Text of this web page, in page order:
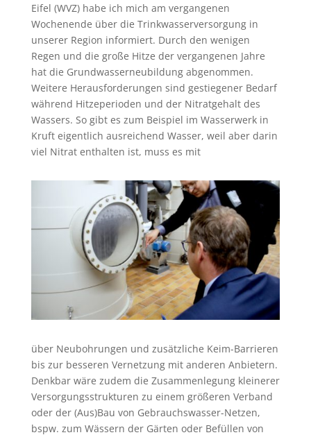
Eifel (WVZ) habe ich mich am vergangenen
Wochenende über die Trinkwasserversorgung in
unserer Region informiert. Durch den wenigen
Regen und die große Hitze der vergangenen Jahre
hat die Grundwasserneubildung abgenommen.
Weitere Herausforderungen sind gestiegener Bedarf
während Hitzeperioden und der Nitratgehalt des
Wassers. So gibt es zum Beispiel im Wasserwerk in
Kruft eigentlich ausreichend Wasser, weil aber darin
viel Nitrat enthalten ist, muss es mit
über Neubohrungen und zusätzliche Keim-Barrieren
bis zur besseren Vernetzung mit anderen Anbietern.
Denkbar wäre zudem die Zusammenlegung kleinerer
Versorgungsstrukturen zu einem größeren Verband
oder der (Aus)Bau von Gebrauchswasser-Netzen,
bspw. zum Wässern der Gärten oder Befüllen von